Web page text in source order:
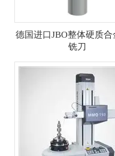
德国进口JBO整体硬质合
铣刀